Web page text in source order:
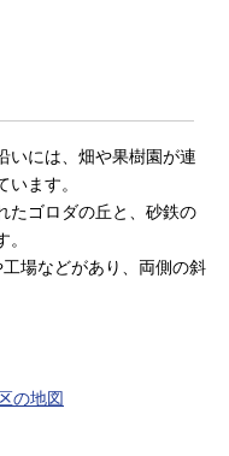
には、畑や果樹園が連
ます。
たゴロダの丘と、砂鉄の
場などがあり、両側の斜
の地図